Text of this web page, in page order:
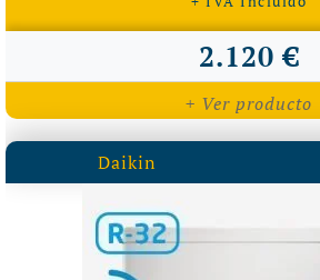
2.120 €
+ Ver producto
Daikin